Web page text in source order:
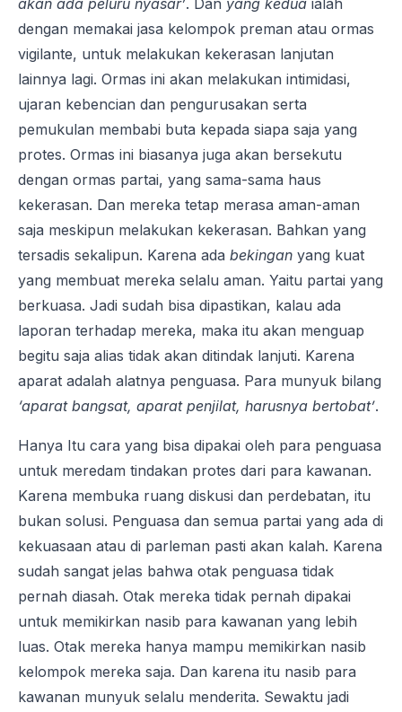
akan ada peluru nyasar’. Dan yang kedua ialah
dengan memakai jasa kelompok preman atau ormas
vigilante, untuk melakukan kekerasan lanjutan
lainnya lagi. Ormas ini akan melakukan intimidasi,
ujaran kebencian dan pengurusakan serta
pemukulan membabi buta kepada siapa saja yang
protes. Ormas ini biasanya juga akan bersekutu
dengan ormas partai, yang sama-sama haus
kekerasan. Dan mereka tetap merasa aman-aman
saja meskipun melakukan kekerasan. Bahkan yang
tersadis sekalipun. Karena ada bekingan yang kuat
yang membuat mereka selalu aman. Yaitu partai yang
berkuasa. Jadi sudah bisa dipastikan, kalau ada
laporan terhadap mereka, maka itu akan menguap
begitu saja alias tidak akan ditindak lanjuti. Karena
aparat adalah alatnya penguasa. Para munyuk bilang
‘aparat bangsat, aparat penjilat, harusnya bertobat’.
Hanya Itu cara yang bisa dipakai oleh para penguasa
untuk meredam tindakan protes dari para kawanan.
Karena membuka ruang diskusi dan perdebatan, itu
bukan solusi. Penguasa dan semua partai yang ada di
kekuasaan atau di parleman pasti akan kalah. Karena
sudah sangat jelas bahwa otak penguasa tidak
pernah diasah. Otak mereka tidak pernah dipakai
untuk memikirkan nasib para kawanan yang lebih
luas. Otak mereka hanya mampu memikirkan nasib
kelompok mereka saja. Dan karena itu nasib para
kawanan munyuk selalu menderita. Sewaktu jadi